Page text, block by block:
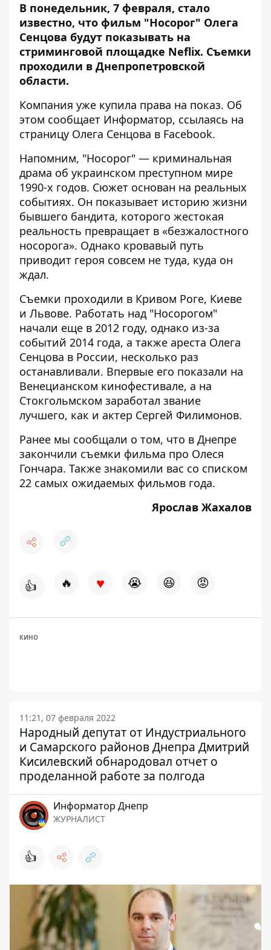
В понедельник, 7 февраля, стало
известно, что фильм "Носорог" Олега
Сенцова будут показывать на
стриминговой площадке Neflix. Съемки
проходили в Днепропетровской
области.
Компания уже купила права на показ. Об
этом сообщает Информатор, ссылаясь на
страницу Олега Сенцова в Facebook.
Напомним, "Носорог" — криминальная
драма об украинском преступном мире
1990-х годов. Сюжет основан на реальных
событиях. Он показывает историю жизни
бывшего бандита, которого жестокая
реальность превращает в «безжалостного
носорога». Однако кровавый путь
приводит героя совсем не туда, куда он
ждал.
Съемки проходили в Кривом Роге, Киеве
и Львове. Работать над "Носорогом"
начали еще в 2012 году, однако из-за
событий 2014 года, а также ареста Олега
Сенцова в России, несколько раз
останавливали. Впервые его показали на
Венецианском кинофестивале, а на
Стокгольмском заработал звание
лучшего, как и актер Сергей Филимонов.
Ранее мы сообщали о том, что в Днепре
закончили съемки фильма про Олеся
Гончара. Также знакомили вас со списком
22 самых ожидаемых фильмов года.
Ярослав Жахалов
👍 🔥 ♥ 😭 😆 😡
КИНО
11:21, 07 февраля 2022
Народный депутат от Индустриального
и Самарского районов Днепра Дмитрий
Кисилевский обнародовал отчет о
проделанной работе за полгода
Информатор Днепр
ЖУРНАЛИСТ
👍